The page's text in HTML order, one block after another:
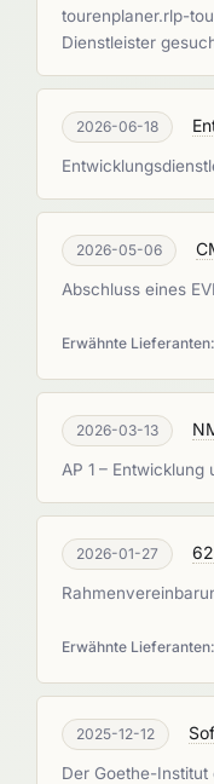
tourenplaner.rlp-
Dienstleister
2026-06-18
2026-05-06
Abschluss eines
Erwähnte Lieferanten:
2026-03-13
AP 1 –
2026-01-27
Erwähnte Lieferanten:
2025-12-12
Der Goethe-